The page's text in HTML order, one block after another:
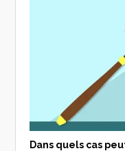
Dans quels cas